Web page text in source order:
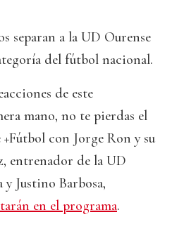
separan a la UD Ourense
del fútbol nacional.
de este
mano, no te pierdas el
con Jorge Ron y su
entrenador de la UD
y Justino Barbosa,
en el programa.